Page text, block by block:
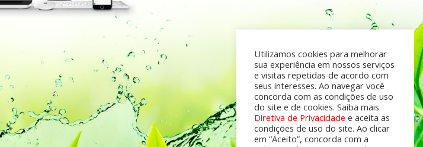
Utilizamos cookies para melhorar
sua experiência em nossos serviços
e visitas repetidas de acordo com
seus interesses. Ao navegar você
concorda com as condições de uso
do site e de cookies. Saiba mais
Diretiva de Privacidade e aceita as
condições de uso do site. Ao clicar
em “Aceito”, concorda com a